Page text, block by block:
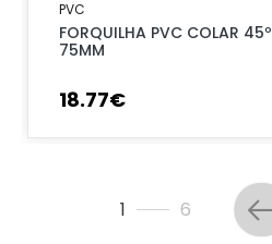
PVC
FORQUILHA PVC COLAR 45º
75MM
18.77€
1 6